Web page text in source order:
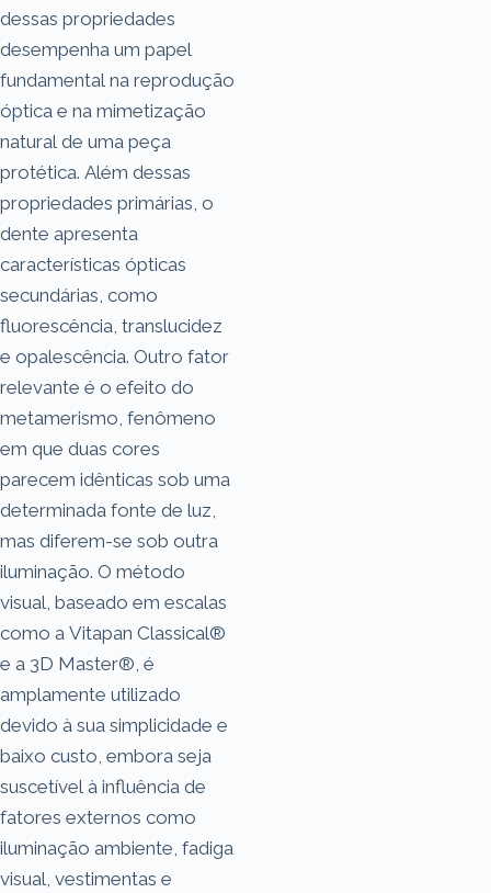
dessas propriedades
desempenha um papel
fundamental na reprodução
óptica e na mimetização
natural de uma peça
protética. Além dessas
propriedades primárias, o
dente apresenta
características ópticas
secundárias, como
fluorescência, translucidez
e opalescência. Outro fator
relevante é o efeito do
metamerismo, fenômeno
em que duas cores
parecem idênticas sob uma
determinada fonte de luz,
mas diferem-se sob outra
iluminação. O método
visual, baseado em escalas
como a Vitapan Classical®
e a 3D Master®, é
amplamente utilizado
devido à sua simplicidade e
baixo custo, embora seja
suscetível à influência de
fatores externos como
iluminação ambiente, fadiga
visual, vestimentas e